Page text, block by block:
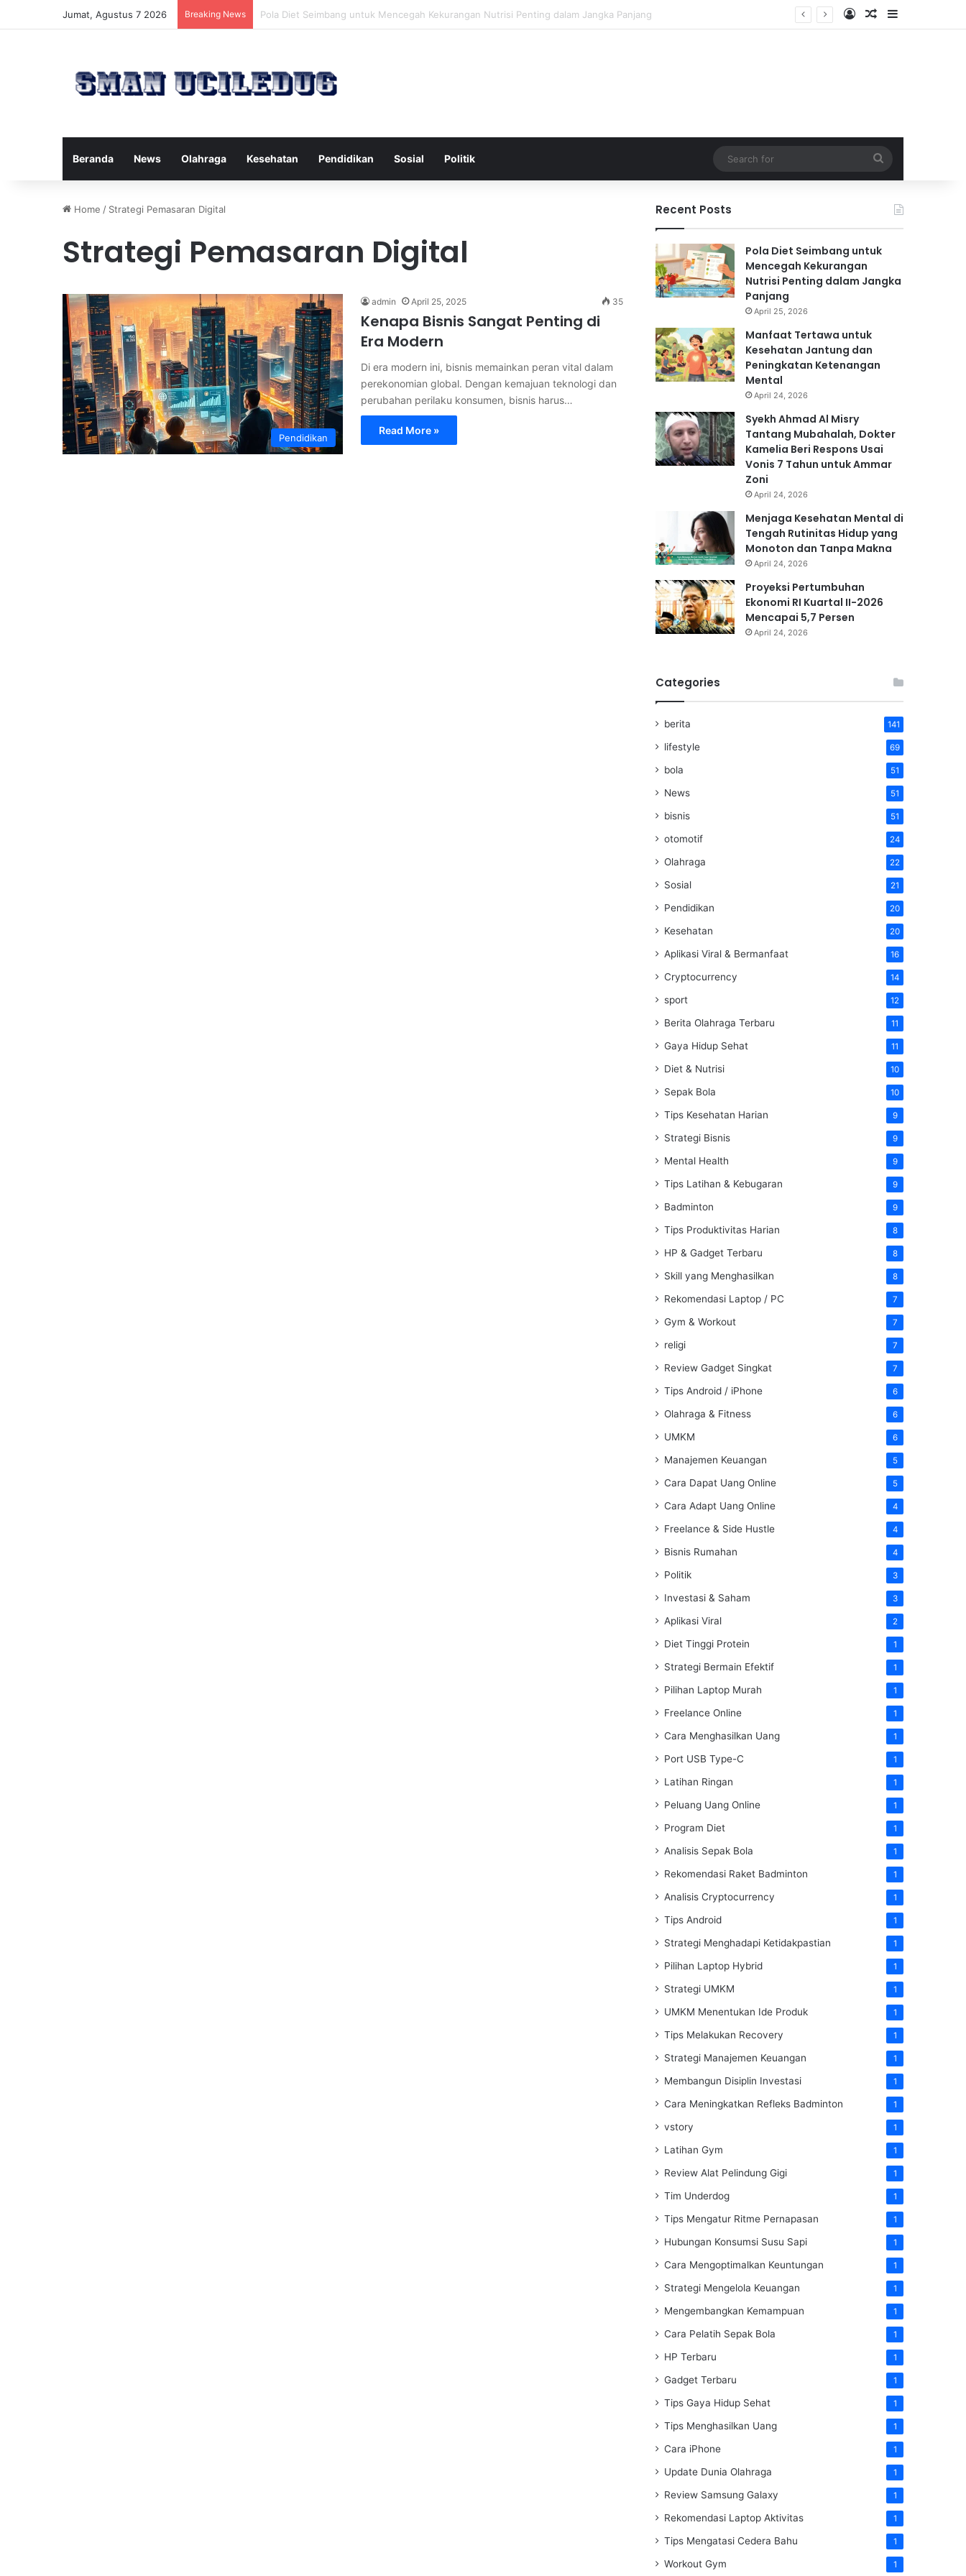
Jumat, Agustus 7 2026 Breaking News Manfaat Tertawa untuk Kesehatan Jantung dan Peningkatan Ketenangan Mental Log InRandom Article
Sidebar
Beranda News Olahraga Kesehatan Pendidikan Sosial Politik
for
Home / Strategi Pemasaran Digital
Strategi Pemasaran Digital
Pendidikan
admin April 25, 2025 35
Kenapa Bisnis Sangat Penting di
Era Modern
Di era modern ini, bisnis memainkan peran vital dalam
perekonomian global. Dengan kemajuan teknologi dan
perubahan perilaku konsumen, bisnis harus…
Read More »
Recent Posts
Pola Diet Seimbang untuk
Mencegah Kekurangan
Nutrisi Penting dalam Jangka
Panjang
April 25, 2026
Manfaat Tertawa untuk
Kesehatan Jantung dan
Peningkatan Ketenangan
Mental
April 24, 2026
Syekh Ahmad Al Misry
Tantang Mubahalah, Dokter
Kamelia Beri Respons Usai
Vonis 7 Tahun untuk Ammar
Zoni
April 24, 2026
Menjaga Kesehatan Mental di
Tengah Rutinitas Hidup yang
Monoton dan Tanpa Makna
April 24, 2026
Proyeksi Pertumbuhan
Ekonomi RI Kuartal II-2026
Mencapai 5,7 Persen
April 24, 2026
Categories
berita 141
lifestyle 69
bola 51
News 51
bisnis 51
otomotif 24
Olahraga 22
Sosial 21
Pendidikan 20
Kesehatan 20
Aplikasi Viral & Bermanfaat 16
Cryptocurrency 14
sport 12
Berita Olahraga Terbaru 11
Gaya Hidup Sehat 11
Diet & Nutrisi 10
Sepak Bola 10
Tips Kesehatan Harian 9
Strategi Bisnis 9
Mental Health 9
Tips Latihan & Kebugaran 9
Badminton 9
Tips Produktivitas Harian 8
HP & Gadget Terbaru 8
Skill yang Menghasilkan 8
Rekomendasi Laptop / PC 7
Gym & Workout 7
religi 7
Review Gadget Singkat 7
Tips Android / iPhone 6
Olahraga & Fitness 6
UMKM 6
Manajemen Keuangan 5
Cara Dapat Uang Online 5
Cara Adapt Uang Online 4
Freelance & Side Hustle 4
Bisnis Rumahan 4
Politik 3
Investasi & Saham 3
Aplikasi Viral 2
Diet Tinggi Protein 1
Strategi Bermain Efektif 1
Pilihan Laptop Murah 1
Freelance Online 1
Cara Menghasilkan Uang 1
Port USB Type-C 1
Latihan Ringan 1
Peluang Uang Online 1
Program Diet 1
Analisis Sepak Bola 1
Rekomendasi Raket Badminton 1
Analisis Cryptocurrency 1
Tips Android 1
Strategi Menghadapi Ketidakpastian 1
Pilihan Laptop Hybrid 1
Strategi UMKM 1
UMKM Menentukan Ide Produk 1
Tips Melakukan Recovery 1
Strategi Manajemen Keuangan 1
Membangun Disiplin Investasi 1
Cara Meningkatkan Refleks Badminton 1
vstory 1
Latihan Gym 1
Review Alat Pelindung Gigi 1
Tim Underdog 1
Tips Mengatur Ritme Pernapasan 1
Hubungan Konsumsi Susu Sapi 1
Cara Mengoptimalkan Keuntungan 1
Strategi Mengelola Keuangan 1
Mengembangkan Kemampuan 1
Cara Pelatih Sepak Bola 1
HP Terbaru 1
Gadget Terbaru 1
Tips Gaya Hidup Sehat 1
Tips Menghasilkan Uang 1
Cara iPhone 1
Update Dunia Olahraga 1
Review Samsung Galaxy 1
Rekomendasi Laptop Aktivitas 1
Tips Mengatasi Cedera Bahu 1
Workout Gym 1